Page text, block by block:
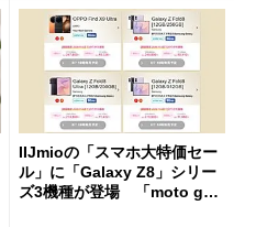
IIJmioの「スマホ大特価セー
ル」に「Galaxy Z8」シリー
ズ3機種が登場 「moto g37